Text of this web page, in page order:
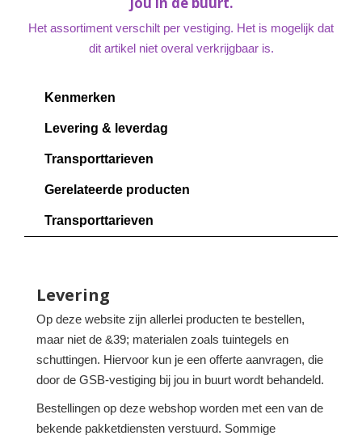
Het assortiment verschilt per vestiging. Het is mogelijk dat
dit artikel niet overal verkrijgbaar is.
Kenmerken
Levering & leverdag
Transporttarieven
Gerelateerde producten
Transporttarieven
Levering
Op deze website zijn allerlei producten te bestellen,
maar niet de &39; materialen zoals tuintegels en
schuttingen. Hiervoor kun je een offerte aanvragen, die
door de GSB-vestiging bij jou in buurt wordt behandeld.
Bestellingen op deze webshop worden met een van de
bekende pakketdiensten verstuurd. Sommige